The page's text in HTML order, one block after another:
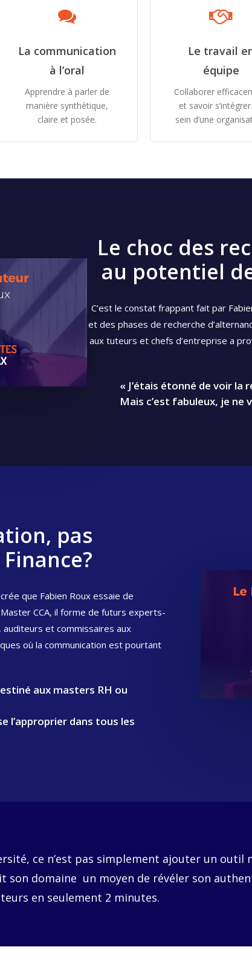
La communication
à l’oral
Apprendre à parler de
manière synthétique,
claire et posée.
Le travail
équipe
Collaborer
et savoir
sein d’une
Le choc des
au potentiel
C’est le constat frappant fait par
et des phases de recherche
aux tuteurs et chefs d’entreprise a
« J’étais étonné de voir
Mais c’est fabuleux, je ne
pas
que Fabien Roux essaie de
CCA, il forme de futurs experts-
et commissaires aux
où la communication est pourtant
aux masters RH ou
l’approprier dans tous les
ce n’est pas simplement ajouter un outil
son domaine un moyen de révéler son
en seulement 2 minutes.